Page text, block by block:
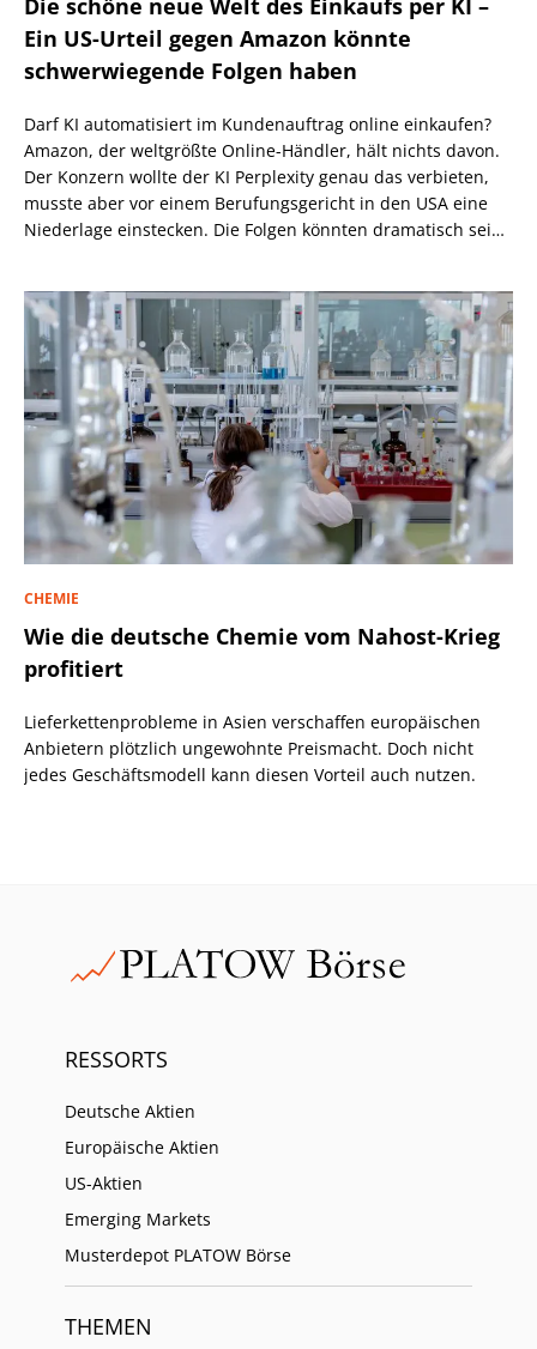
Ein US-Urteil gegen Amazon könnte
schwerwiegende Folgen haben
Darf KI automatisiert im Kundenauftrag online einkaufen?
Amazon, der weltgrößte Online-Händler, hält nichts davon.
Der Konzern wollte der KI Perplexity genau das verbieten,
musste aber vor einem Berufungsgericht in den USA eine
Niederlage einstecken. Die Folgen könnten dramatisch sein,
CHEMIE
Wie die deutsche Chemie vom Nahost-Krieg
profitiert
Lieferkettenprobleme in Asien verschaffen europäischen
Anbietern plötzlich ungewohnte Preismacht. Doch nicht
jedes Geschäftsmodell kann diesen Vorteil auch nutzen.
RESSORTS
Deutsche Aktien
Europäische Aktien
US-Aktien
Emerging Markets
Musterdepot PLATOW Börse
THEMEN